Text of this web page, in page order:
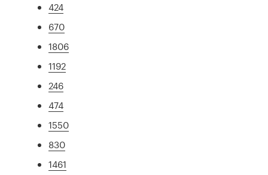
424
670
1806
1192
246
474
1550
830
1461